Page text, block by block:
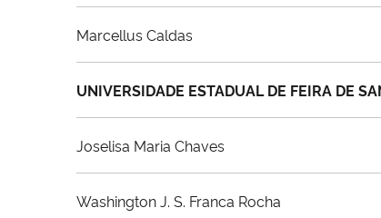
Marcellus Caldas
UNIVERSIDADE ESTADUAL DE FEIRA DE
Joselisa Maria Chaves
Washington J. S. Franca Rocha